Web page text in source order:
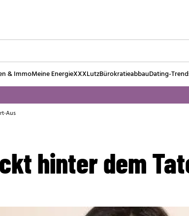
& ImmoMeine EnergieXXXLutzBürokratieabbauDating-
Aus
hinter dem